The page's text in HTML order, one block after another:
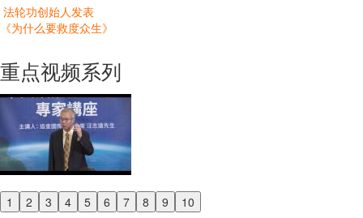
法轮功创始人发表
《为什么要救度众生》
重点视频系列
1 2 3 4 5 6 7 8 9 10
Previous